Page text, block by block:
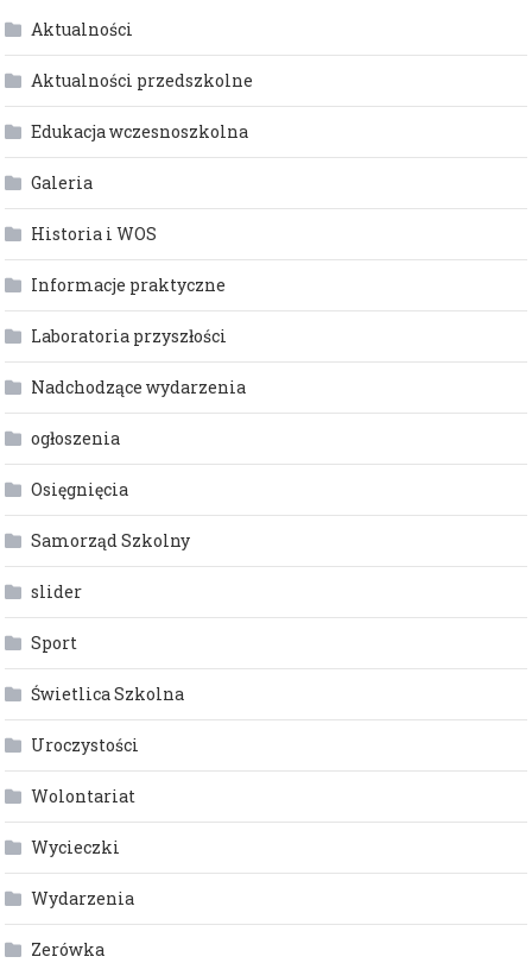
Aktualności
Aktualności przedszkolne
Edukacja wczesnoszkolna
Galeria
Historia i WOS
Informacje praktyczne
Laboratoria przyszłości
Nadchodzące wydarzenia
ogłoszenia
Osięgnięcia
Samorząd Szkolny
slider
Sport
Świetlica Szkolna
Uroczystości
Wolontariat
Wycieczki
Wydarzenia
Zerówka